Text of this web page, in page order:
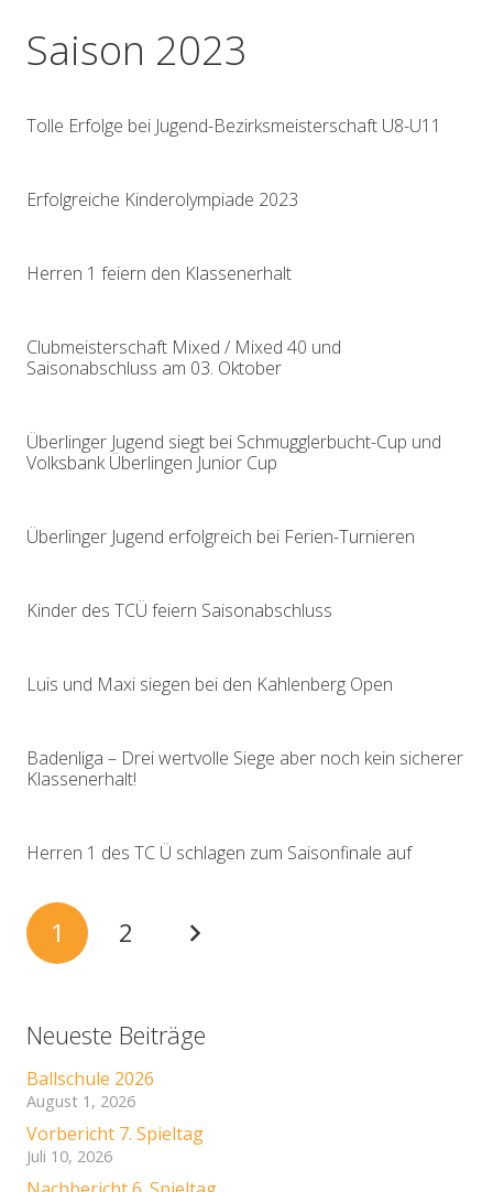
Saison 2023
Tolle Erfolge bei Jugend-Bezirksmeisterschaft U8-U11
Erfolgreiche Kinderolympiade 2023
Herren 1 feiern den Klassenerhalt
Clubmeisterschaft Mixed / Mixed 40 und
Saisonabschluss am 03. Oktober
Überlinger Jugend siegt bei Schmugglerbucht-Cup und
Volksbank Überlingen Junior Cup
Überlinger Jugend erfolgreich bei Ferien-Turnieren
Kinder des TCÜ feiern Saisonabschluss
Luis und Maxi siegen bei den Kahlenberg Open
Badenliga – Drei wertvolle Siege aber noch kein sicherer
Klassenerhalt!
Herren 1 des TC Ü schlagen zum Saisonfinale auf
1 2
Neueste Beiträge
Ballschule 2026
August 1, 2026
Vorbericht 7. Spieltag
Juli 10, 2026